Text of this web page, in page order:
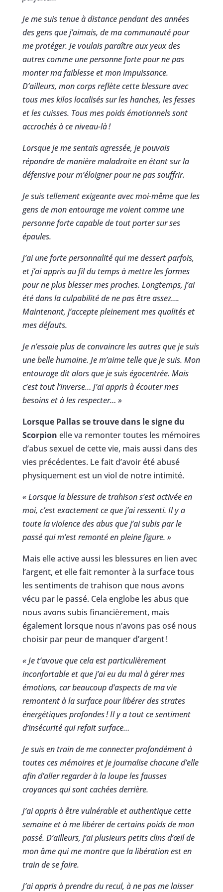
Je me suis tenue à distance pendant des années
des gens que j’aimais, de ma communauté pour
me protéger. Je voulais paraître aux yeux des
autres comme une personne forte pour ne pas
monter ma faiblesse et mon impuissance.
D’ailleurs, mon corps reflète cette blessure avec
tous mes kilos localisés sur les hanches, les fesses
et les cuisses. Tous mes poids émotionnels sont
accrochés à ce niveau-là!
Lorsque je me sentais agressée, je pouvais
répondre de manière maladroite en étant sur la
défensive pour m’éloigner pour ne pas souffrir.
Je suis tellement exigeante avec moi-même que les
gens de mon entourage me voient comme une
personne forte capable de tout porter sur ses
épaules.
J’ai une forte personnalité qui me dessert parfois,
et j’ai appris au fil du temps à mettre les formes
pour ne plus blesser mes proches. Longtemps, j’ai
été dans la culpabilité de ne pas être assez….
Maintenant, j’accepte pleinement mes qualités et
mes défauts.
Je n’essaie plus de convaincre les autres que je suis
une belle humaine. Je m’aime telle que je suis. Mon
entourage dit alors que je suis égocentrée. Mais
c’est tout l’inverse… J’ai appris à écouter mes
besoins et à les respecter… »
Lorsque Pallas se trouve dans le signe du
Scorpion elle va remonter toutes les mémoires
d’abus sexuel de cette vie, mais aussi dans des
vies précédentes. Le fait d’avoir été abusé
physiquement est un viol de notre intimité.
« Lorsque la blessure de trahison s’est activée en
moi, c’est exactement ce que j’ai ressenti. Il y a
toute la violence des abus que j’ai subis par le
passé qui m’est remonté en pleine figure. »
Mais elle active aussi les blessures en lien avec
l’argent, et elle fait remonter à la surface tous
les sentiments de trahison que nous avons
vécu par le passé. Cela englobe les abus que
nous avons subis financièrement, mais
également lorsque nous n’avons pas osé nous
choisir par peur de manquer d’argent !
« Je t’avoue que cela est particulièrement
inconfortable et que j’ai eu du mal à gérer mes
émotions, car beaucoup d’aspects de ma vie
remontent à la surface pour libérer des strates
énergétiques profondes! Il y a tout ce sentiment
d’insécurité qui refait surface…
Je suis en train de me connecter profondément à
toutes ces mémoires et je journalise chacune d’elle
afin d’aller regarder à la loupe les fausses
croyances qui sont cachées derrière.
J’ai appris à être vulnérable et authentique cette
semaine et à me libérer de certains poids de mon
passé. D’ailleurs, j’ai plusieurs petits clins d’œil de
mon âme qui me montre que la libération est en
train de se faire.
J’ai appris à prendre du recul, à ne pas me laisser